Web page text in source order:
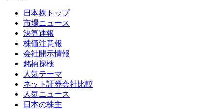
日本株トップ
市場ニュース
決算速報
株価注意報
会社開示情報
銘柄探検
人気テーマ
ネット証券会社比較
人気ニュース
日本の株主